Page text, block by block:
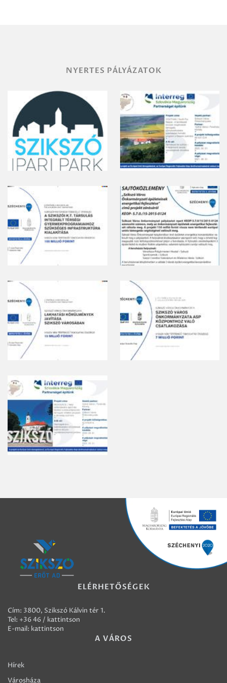
NYERTES PÁLYÁZATOK
ELÉRHETŐSÉGEK
Cím: 3800, Szikszó Kálvin tér 1.
Tel: +36 46 / kattintson
E-mail: kattintson
A VÁROS
Hírek
Városháza